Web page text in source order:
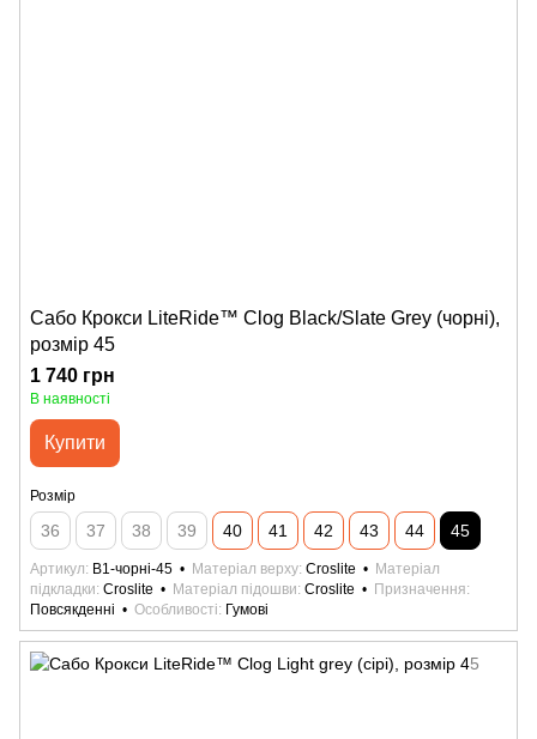
Сабо Крокси LiteRide™ Clog Black/Slate Grey (чорні),
розмір 45
1 740 грн
В наявності
Купити
Розмір
36 37 38 39 40 41 42 43 44 45
Артикул B1-чорні-45 Матеріал верху Croslite
Матеріал
підкладки Croslite Матеріал підошви Croslite
Призначення
Повсякденні
Особливості Гумові